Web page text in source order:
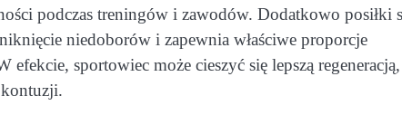
podczas treningów i zawodów. Dodatkowo posiłki
niedoborów i zapewnia właściwe proporcje
sportowiec może cieszyć się lepszą regeneracją,